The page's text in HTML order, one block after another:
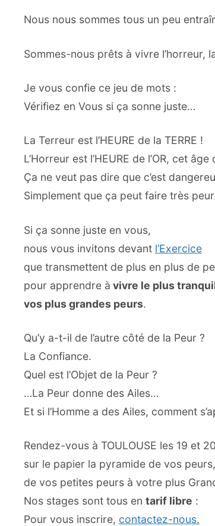
Nous nous sommes tous un peu
Sommes-nous prêts à vivre l’horreur,
Je vous confie ce jeu de mots :
Vérifiez en Vous si ça sonne juste…
La Terreur est l’HEURE de la TERRE !
L’Horreur est l’HEURE de l’OR, cet
Ça ne veut pas dire que c’est
Simplement que ça peut faire très
Si ça sonne juste en vous,
nous vous invitons devant l’Exercice
que transmettent de plus en plus de
pour apprendre à vivre le plus
vos plus grandes peurs.
Qu’y a-t-il de l’autre côté de la Peur ?
La Confiance.
Quel est l’Objet de la Peur ?
…La Peur donne des Ailes…
Et si l’Homme a des Ailes, comment
Rendez-vous à TOULOUSE les 19 et
sur le papier la pyramide de vos peurs,
de vos petites peurs à votre plus
Nos stages sont tous en tarif libre :
Pour vous inscrire, contactez-nous.